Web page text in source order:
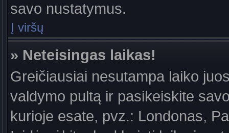
savo nustatymus.
Į viršų
» Neteisingas laikas!
Greičiausiai nesutampa laiko
valdymo pultą ir pasikeiskite
kurioje esate, pvz.: Londonas,